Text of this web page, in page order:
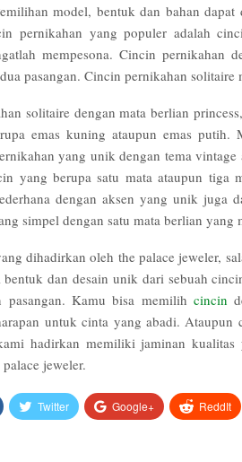
model, bentuk dan bahan
pernikahan yang populer adalah
mempesona. Cincin pernikahan
pasangan. Cincin pernikahan
solitaire dengan mata berlian
emas kuning ataupun emas putih.
yang unik dengan tema
yang berupa satu mata ataupun
dengan aksen yang unik juga
simpel dengan satu mata berlian yang
dihadirkan oleh the palace jeweler,
dan desain unik dari sebuah
pasangan. Kamu bisa memilih cincin
untuk cinta yang abadi.
hadirkan memiliki jaminan
jeweler.
Twitter Google+ ReddIt